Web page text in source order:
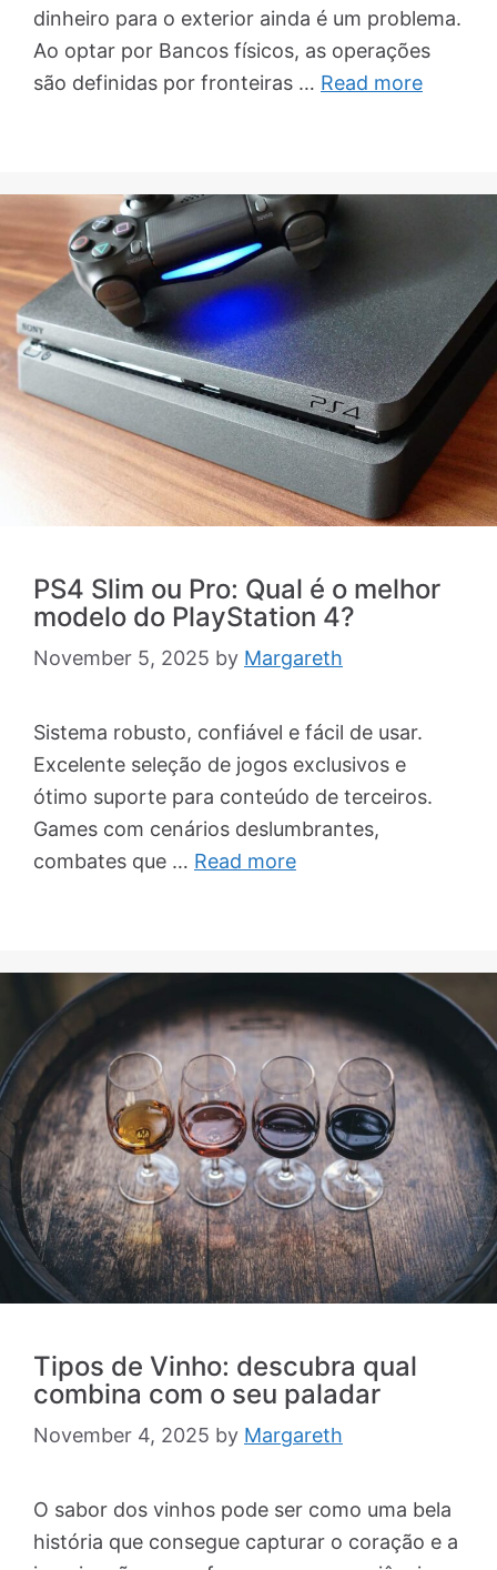
dinheiro para o exterior ainda é um problema.
Ao optar por Bancos físicos, as operações
são definidas por fronteiras … Read more
PS4 Slim ou Pro: Qual é o melhor
modelo do PlayStation 4?
November 5, 2025 by Margareth
Sistema robusto, confiável e fácil de usar.
Excelente seleção de jogos exclusivos e
ótimo suporte para conteúdo de terceiros.
Games com cenários deslumbrantes,
combates que … Read more
Tipos de Vinho: descubra qual
combina com o seu paladar
November 4, 2025 by Margareth
O sabor dos vinhos pode ser como uma bela
história que consegue capturar o coração e a